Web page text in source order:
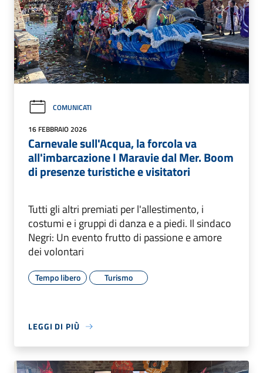
COMUNICATI
16 FEBBRAIO 2026
Carnevale sull'Acqua, la forcola va
all'imbarcazione I Maravie dal Mer. Boom
di presenze turistiche e visitatori
Tutti gli altri premiati per l'allestimento, i
costumi e i gruppi di danza e a piedi. Il sindaco
Negri: Un evento frutto di passione e amore
dei volontari
Tempo libero Turismo
LEGGI DI PIÙ